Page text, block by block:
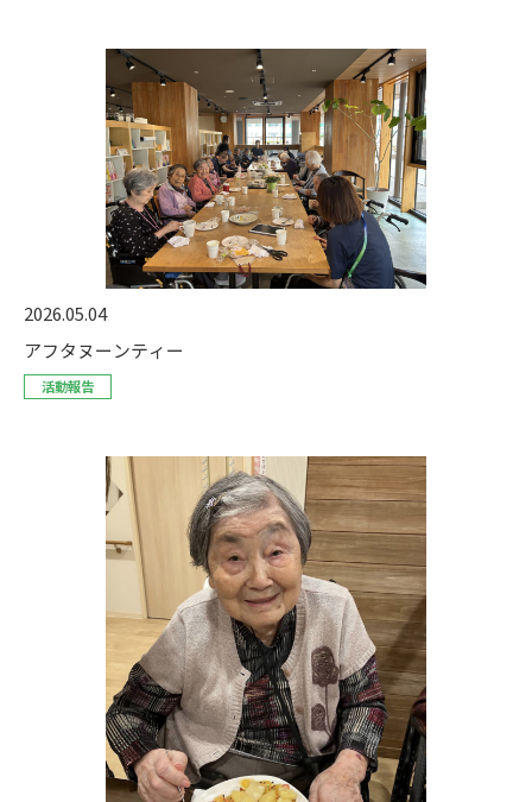
2026.05.04
アフタヌーンティー
活動報告